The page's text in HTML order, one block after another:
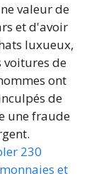
valeur de
et d'avoir
luxueux,
voitures de
ont
de
une fraude
230
et